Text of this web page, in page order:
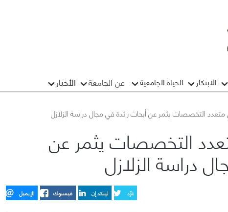
الابتكار الحياة الجامعية عن الجامعة الأخبار
التخصصات يثمر عن أبحاث رائدة في مجال دراسة الزلازل
التخصصات يثمر عن
دراسة الزلازل
الإيميل فيسبوك لينكد إن غرِّد